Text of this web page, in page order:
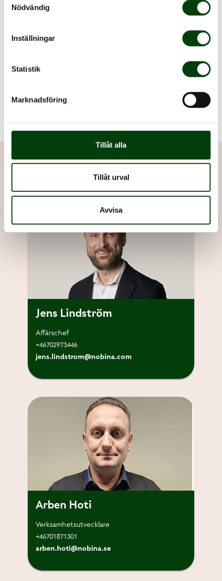
Nödvändig
Inställningar
Statistik
Marknadsföring
Tillåt alla
Tillåt urval
Avvisa
Kontakta oss
Jens Lindström
Affärschef
+46702973446
jens.lindstrom@nobina.com
Arben Hoti
Verksamhetsutvecklare
+46701871301
arben.hoti@nobina.se